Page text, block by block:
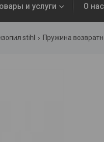
и услуги О нас
stihl Пружина